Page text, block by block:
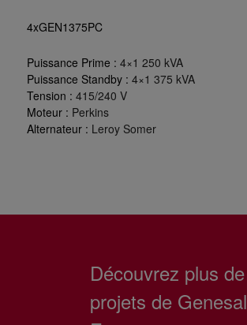
4xGEN1375PC
Puissance Prime : 4×1 250 kVA
Puissance Standby : 4×1 375 kVA
Tension : 415/240 V
Moteur : Perkins
Alternateur : Leroy Somer
Découvrez plus de
projets de Genesal